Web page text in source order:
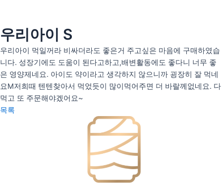
츠
건
너
뛰
기
인사말
의료인 소개
안티트러블
펄화이트
우리아이H(성장)
우리아이 S
우리아이 먹일꺼라 비싸더라도 좋은거 주고싶은 마음에 구매하였습
니다. 성장기에도 도움이 된다고하고,배변활동에도 좋다니 너무 좋
은 영양제네요. 아이도 약이라고 생각하지 않으니까 굉장히 잘 먹네
요M저희때 텐텐찾아서 먹었듯이 많이먹어주면 더 바랄께없네요. 다
먹고 또 주문해야겠어요~
목록